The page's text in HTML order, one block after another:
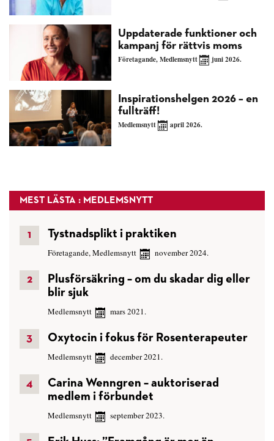
Uppdaterade funktioner och
kampanj för rättvis moms
Företagande,Medlemsnytt juni 2026.
Inspirationshelgen 2026 – en
fullträff!
Medlemsnytt april 2026.
MEST LÄSTA : MEDLEMSNYTT
Tystnadsplikt i praktiken
Företagande,Medlemsnytt november 2024.
Plusförsäkring – om du skadar dig eller
blir sjuk
Medlemsnytt mars 2021.
Oxytocin i fokus för Rosenterapeuter
Medlemsnytt december 2021.
Carina Wenngren – auktoriserad
medlem i förbundet
Medlemsnytt september 2023.